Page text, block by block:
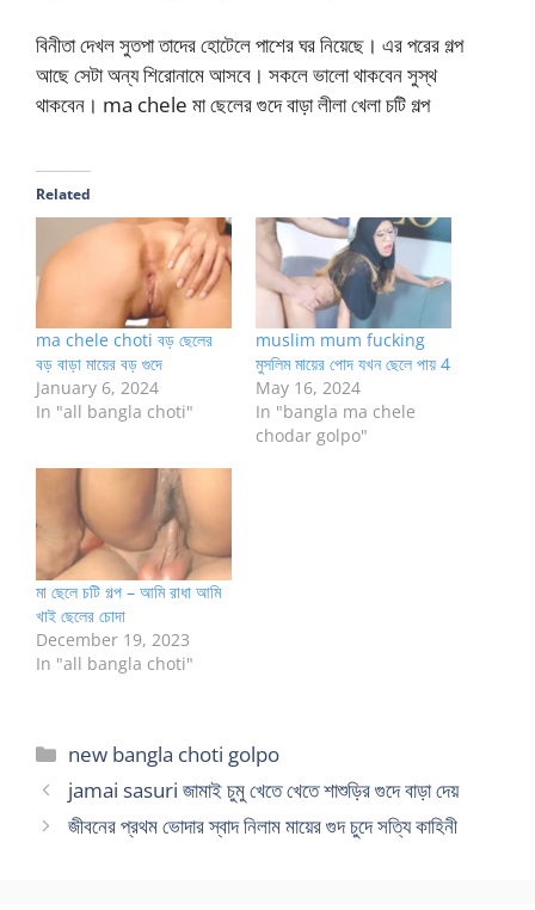
বিনীতা দেখল সুতপা তাদের হোটেলে পাশের ঘর নিয়েছে। এর পরের গল্প
আছে সেটা অন্য শিরোনামে আসবে। সকলে ভালো থাকবেন সুস্থ
থাকবেন। ma chele মা ছেলের গুদে বাড়া লীলা খেলা চটি গল্প
Related
ma chele choti বড় ছেলের
বড় বাড়া মায়ের বড় গুদে
January 6, 2024
In "all bangla choti"
muslim mum fucking
মুসলিম মায়ের পোদ যখন ছেলে পায় 4
May 16, 2024
In "bangla ma chele
chodar golpo"
মা ছেলে চটি গল্প – আমি রাধা আমি
খাই ছেলের চোদা
December 19, 2023
In "all bangla choti"
Categories
new bangla choti golpo
jamai sasuri জামাই চুমু খেতে খেতে শাশুড়ির গুদে বাড়া দেয়
জীবনের প্রথম ভোদার স্বাদ নিলাম মায়ের গুদ চুদে সত্যি কাহিনী